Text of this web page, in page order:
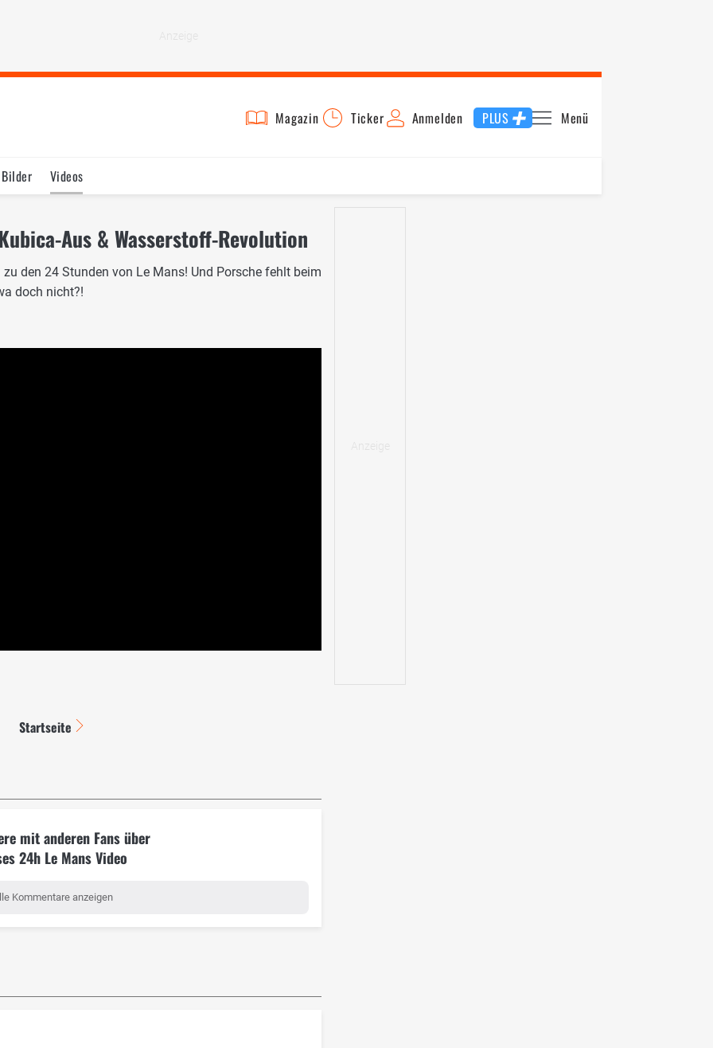
Magazin Ticker Anmelden PLUS Menü
Bilder Videos
Aus & Wasserstoff-Revolution
den 24 Stunden von Le Mans! Und Porsche fehlt beim
doch nicht?!
Startseite
mit anderen Fans über
24h Le Mans Video
Kommentare anzeigen